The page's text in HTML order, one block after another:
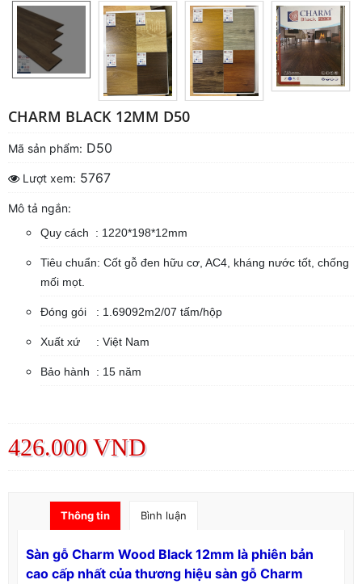
CHARM BLACK 12MM D50
Mã sản phẩm: D50
Lượt xem: 5767
Mô tả ngắn:
Quy cách : 1220*198*12mm
Tiêu chuẩn: Cốt gỗ đen hữu cơ, AC4, kháng nước tốt, chống
mối mọt.
Đóng gói : 1.69092m2/07 tấm/hộp
Xuất xứ : Việt Nam
Bảo hành : 15 năm
426.000 VND
Thông tin Bình luận
Sàn gỗ Charm Wood Black 12mm là phiên bản
cao cấp nhất của thương hiệu sàn gỗ Charm